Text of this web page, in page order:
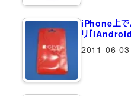
iPhone上
リ「iAndroid
2011-06-03